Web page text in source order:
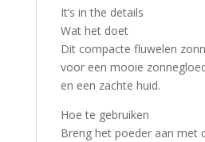
It’s in the details
Wat het doet
Dit compacte fluwelen
voor een mooie
en een zachte huid.
Hoe te gebruiken
Breng het poeder aan met